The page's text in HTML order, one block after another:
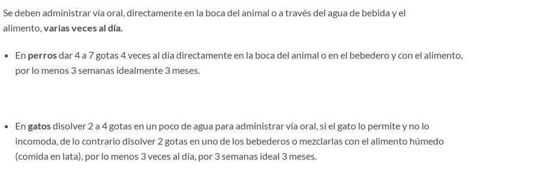
Se deben administrar vía oral, directamente en la boca del animal o a través del agua de bebida y el
alimento, varias veces al día.
En perrosdar 4 a 7 gotas 4 veces al día directamente en la boca del animal o en el bebedero y con el alimento,
por lo menos 3 semanas idealmente 3 meses.
Engatosdisolver 2 a 4 gotas en un poco de agua para administrar vía oral, si el gato lo permite y no lo
incomoda, de lo contrario disolver 2 gotas en uno de los bebederos o mezclarlas con el alimento húmedo
(comida en lata), por lo menos 3 veces al día, por 3 semanas ideal 3 meses.